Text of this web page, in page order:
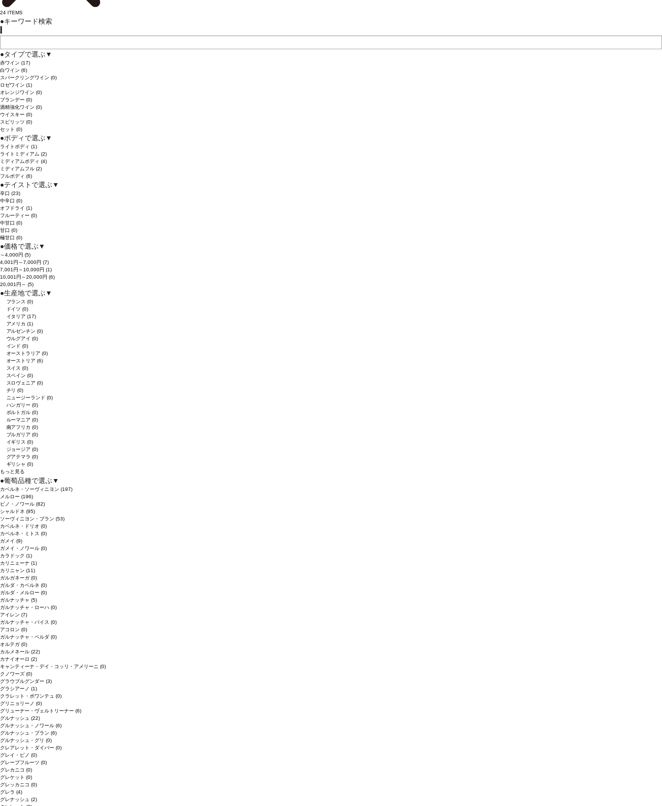
24ITEMS
●キーワード検索
●タイプで選ぶ ▼
赤ワイン (17)
白ワイン (6)
スパークリングワイン (0)
ロゼワイン (1)
オレンジワイン (0)
ブランデー (0)
酒精強化ワイン (0)
ウイスキー (0)
スピリッツ (0)
セット (0)
●ボディで選ぶ ▼
ライトボディ (1)
ライトミディアム (2)
ミディアムボディ (4)
ミディアムフル (2)
フルボディ (6)
●テイストで選ぶ ▼
辛口 (23)
中辛口 (0)
オフドライ (1)
フルーティー (0)
中甘口 (0)
甘口 (0)
極甘口 (0)
●価格で選ぶ ▼
～4,000円 (5)
4,001円～7,000円 (7)
7,001円～10,000円 (1)
10,001円～20,000円 (6)
20,001円～ (5)
●生産地で選ぶ ▼
フランス(0)
ドイツ(0)
イタリア(17)
アメリカ(1)
アルゼンチン(0)
ウルグアイ(0)
インド(0)
オーストラリア(0)
オーストリア(6)
スイス(0)
スペイン(0)
スロヴェニア(0)
チリ(0)
ニュージーランド(0)
ハンガリー(0)
ポルトガル(0)
ルーマニア(0)
南アフリカ(0)
ブルガリア(0)
イギリス(0)
ジョージア(0)
グアテマラ(0)
ギリシャ(0)
もっと見る
●葡萄品種で選ぶ ▼
カベルネ・ソーヴィニヨン (197)
メルロー (196)
ピノ・ノワール (82)
シャルドネ (95)
ソーヴィニヨン・ブラン (53)
カベルネ・ドリオ (0)
カベルネ・ミトス (0)
ガメイ (9)
ガメイ・ノワール (0)
カラドック (1)
カリニェーナ (1)
カリニャン (11)
ガルガネーガ (0)
ガルダ・カベルネ (0)
ガルダ・メルロー (0)
ガルナッチャ (5)
ガルナッチャ・ローハ (0)
アイレン (7)
ガルナッチャ・パイス (0)
アコロン (0)
ガルナッチャ・ペルダ (0)
オルテガ (0)
カルメネール (22)
カナイオーロ (2)
キャンティーナ・デイ・コッリ・アメリーニ (0)
クノワーズ (0)
グラウブルグンダー (3)
グラシアーノ (1)
クラレット・ボワンテュ (0)
グリニョリーノ (0)
グリューナー・ヴェルトリーナー (6)
グルナッシュ (22)
グルナッシュ・ノワール (6)
グルナッシュ・ブラン (6)
グルナッシュ・グリ (0)
クレアレット・ダイバー (0)
グレイ・ピノ (0)
グレープフルーツ (0)
グレカニコ (0)
グレケット (0)
グレッカニコ (0)
グレラ (4)
グレナッシュ (2)